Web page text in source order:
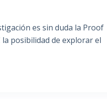
es sin duda la Proof
la posibilidad de explorar el